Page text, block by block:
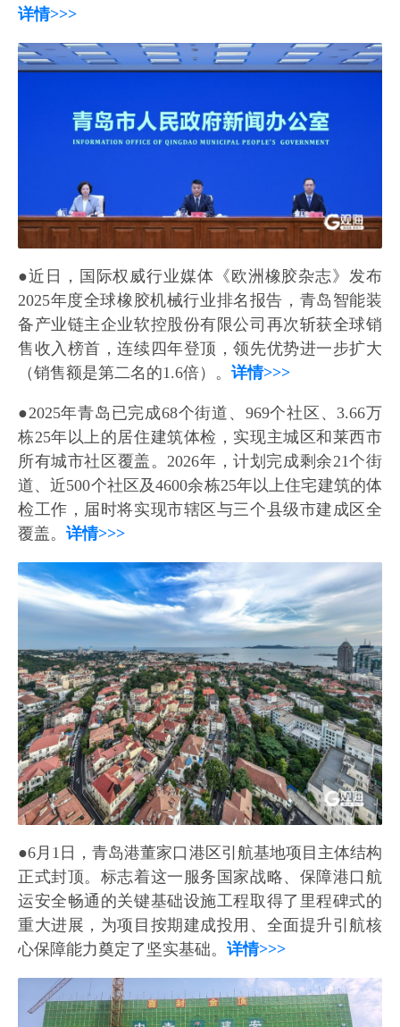
详情>>>
●近日，国际权威行业媒体《欧洲橡胶杂志》发布
2025年度全球橡胶机械行业排名报告，青岛智能装
备产业链主企业软控股份有限公司再次斩获全球销
售收入榜首，连续四年登顶，领先优势进一步扩大
（销售额是第二名的1.6倍）。 详情>>>
●2025年青岛已完成68个街道、969个社区、3.66万
栋25年以上的居住建筑体检，实现主城区和莱西市
所有城市社区覆盖。2026年，计划完成剩余21个街
道、近500个社区及4600余栋25年以上住宅建筑的体
检工作，届时将实现市辖区与三个县级市建成区全
覆盖。 详情>>>
●6月1日，青岛港董家口港区引航基地项目主体结构
正式封顶。标志着这一服务国家战略、保障港口航
运安全畅通的关键基础设施工程取得了里程碑式的
重大进展，为项目按期建成投用、全面提升引航核
心保障能力奠定了坚实基础。 详情>>>